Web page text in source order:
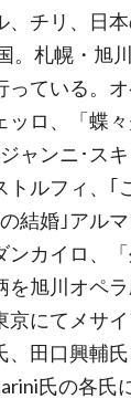
チリ、日
。札幌・旭
っている。
ロ、「蝶
ャンニ･ス
ルフィ、｢
結婚｣アル
ンカイロ、
を旭川オペ
にてメサ
、田口興輔
氏の各氏